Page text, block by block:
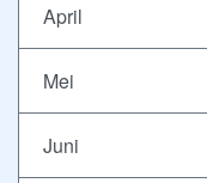
April
Mei
Juni